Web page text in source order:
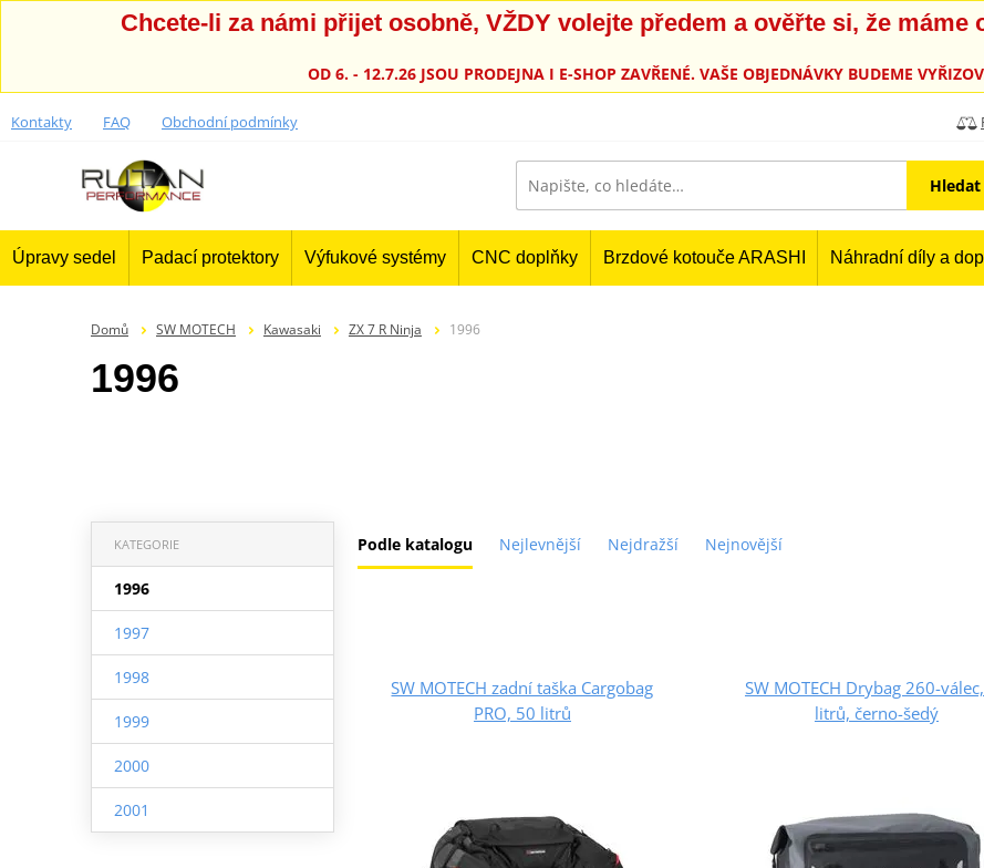
Chcete-li za námi přijet osobně, VŽDY volejte předem a ověřte si, že máme
OD 6. - 12.7.26 JSOU PRODEJNA I E-SHOP ZAVŘENÉ. VAŠE OBJEDNÁVKY BUDEME
Kontakty FAQ Obchodní podmínky
Hledat
Úpravy sedel Padací protektory Výfukové systémy CNC doplňky Brzdové kotouče ARASHI Náhradní díly a
Domů SW MOTECH Kawasaki ZX 7 R Ninja 1996
1996
Podle katalogu Nejlevnější Nejdražší Nejnovější
KATEGORIE
1996
1997
1998
1999
2000
2001
SW MOTECH zadní taška Cargobag
PRO, 50 litrů
SW MOTECH Drybag 260-
litrů, černo-šedý